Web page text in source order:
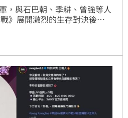
，與石巴朝、季耕、曾強等人
》展開激烈的生存對決後，
以「特別嘉賓」身份驚喜加